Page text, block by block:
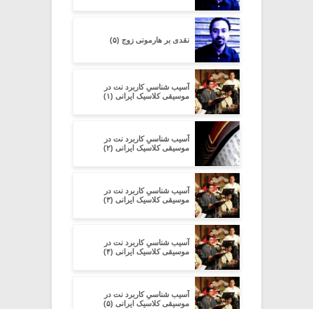
نقدی بر هارمونی زوج (۵)
آسیب شناسیِ کاربرد نت در
موسیقی کلاسیک ایرانی (۱)
آسیب شناسیِ کاربرد نت در
موسیقی کلاسیک ایرانی (۲)
آسیب شناسیِ کاربرد نت در
موسیقی کلاسیک ایرانی (۳)
آسیب شناسیِ کاربرد نت در
موسیقی کلاسیک ایرانی (۴)
آسیب شناسیِ کاربرد نت در
موسیقی کلاسیک ایرانی (۵)